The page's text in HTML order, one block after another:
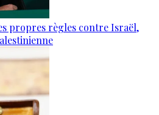
propres règles contre Israël,